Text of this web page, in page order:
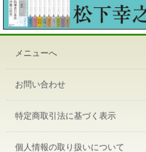
メニューへ
お問い合わせ
特定商取引法に基づく表示
個人情報の取り扱いについて